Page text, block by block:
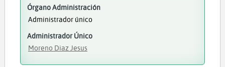
Órgano Administración
Administrador único
Administrador Único
Moreno Diaz Jesus